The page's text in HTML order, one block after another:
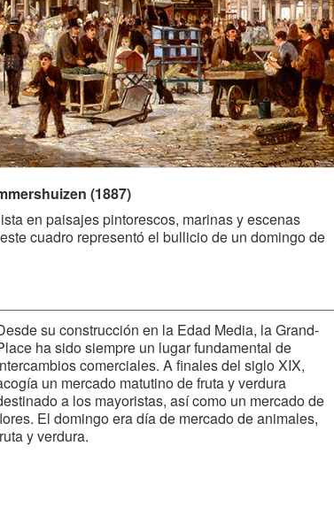
(1887)
en paisajes pintorescos, marinas y escenas
cuadro representó el bullicio de un domingo de
su construcción en la Edad Media, la Grand-
ha sido siempre un lugar fundamental de
comerciales. A finales del siglo XIX,
un mercado matutino de fruta y verdura
a los mayoristas, así como un mercado de
El domingo era día de mercado de animales,
y verdura.